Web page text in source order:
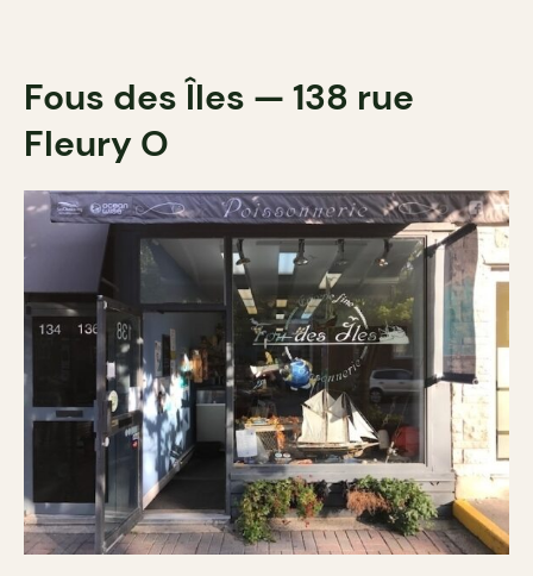
Fous des Îles — 138 rue
Fleury O